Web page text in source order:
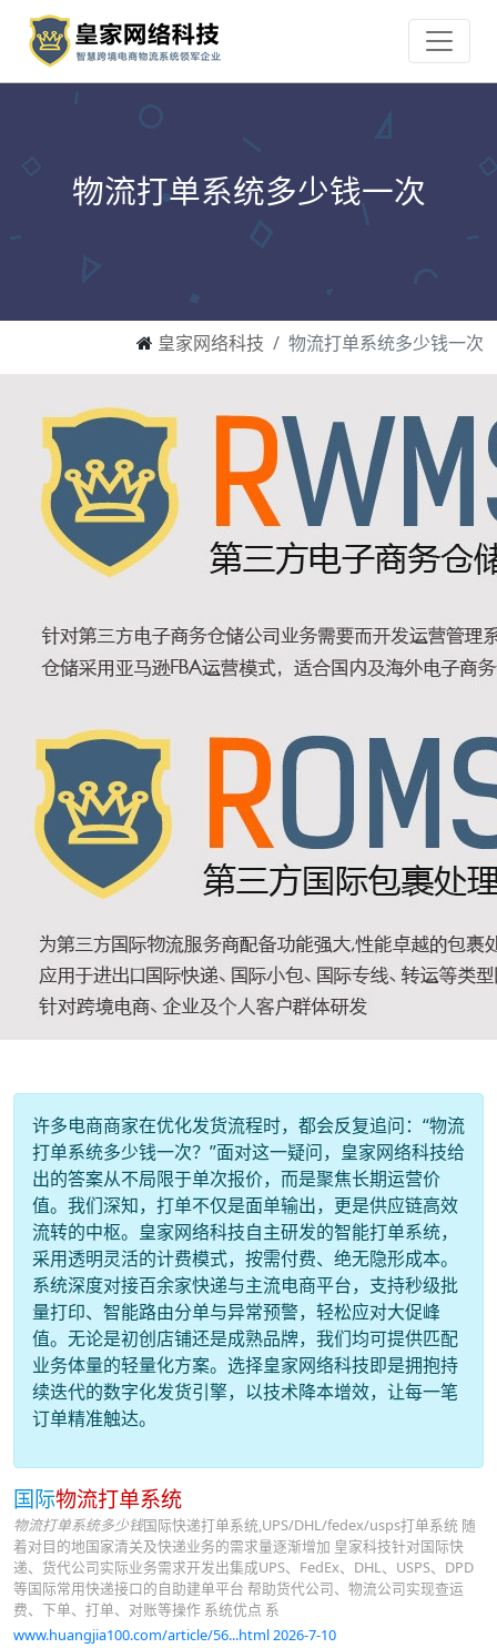
物流打单系统多少钱一次
皇家网络科技 物流打单系统多少钱一次
许多电商商家在优化发货流程时，都会反复追问：“物流
打单系统多少钱一次？”面对这一疑问，皇家网络科技给
出的答案从不局限于单次报价，而是聚焦长期运营价
值。我们深知，打单不仅是面单输出，更是供应链高效
流转的中枢。皇家网络科技自主研发的智能打单系统，
采用透明灵活的计费模式，按需付费、绝无隐形成本。
系统深度对接百余家快递与主流电商平台，支持秒级批
量打印、智能路由分单与异常预警，轻松应对大促峰
值。无论是初创店铺还是成熟品牌，我们均可提供匹配
业务体量的轻量化方案。选择皇家网络科技即是拥抱持
续迭代的数字化发货引擎，以技术降本增效，让每一笔
订单精准触达。
国际物流打单系统
物流打单系统多少钱国际快递打单系统,UPS/DHL/fedex/usps打单系统 随
着对目的地国家清关及快递业务的需求量逐渐增加 皇家科技针对国际快
递、货代公司实际业务需求开发出集成UPS、FedEx、DHL、USPS、DPD
等国际常用快递接口的自助建单平台 帮助货代公司、物流公司实现查运
费、下单、打单、对账等操作 系统优点 系
www.huangjia100.com/article/56...html 2026-7-10